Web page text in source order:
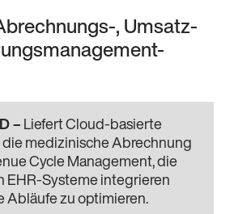
, Umsatz-
– Liefert Cloud-basierte
die medizinische Abrechnung
Cycle Management, die
EHR-Systeme integrieren
Abläufe zu optimieren.